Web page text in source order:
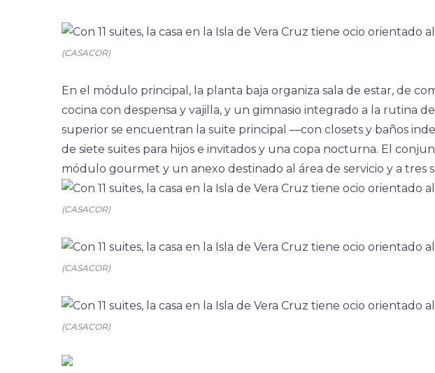
(CASACOR)
En el módulo principal, la planta baja organiza sala de estar, de
cocina con despensa y vajilla, y un gimnasio integrado a la rutina
superior se encuentran la suite principal —con closets y baños
de siete suites para hijos e invitados y una copa nocturna. El
módulo gourmet y un anexo destinado al área de servicio y a tres
(CASACOR)
(CASACOR)
(CASACOR)